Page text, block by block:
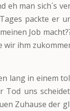
eh man sich´s
packte er
Job
wir ihm
lang in einem
Tod uns
Zuhause der